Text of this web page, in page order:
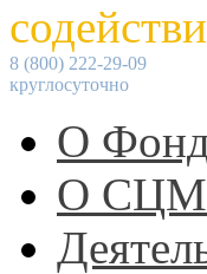
8 (800) 222-29-09
круглосуточно
О
О